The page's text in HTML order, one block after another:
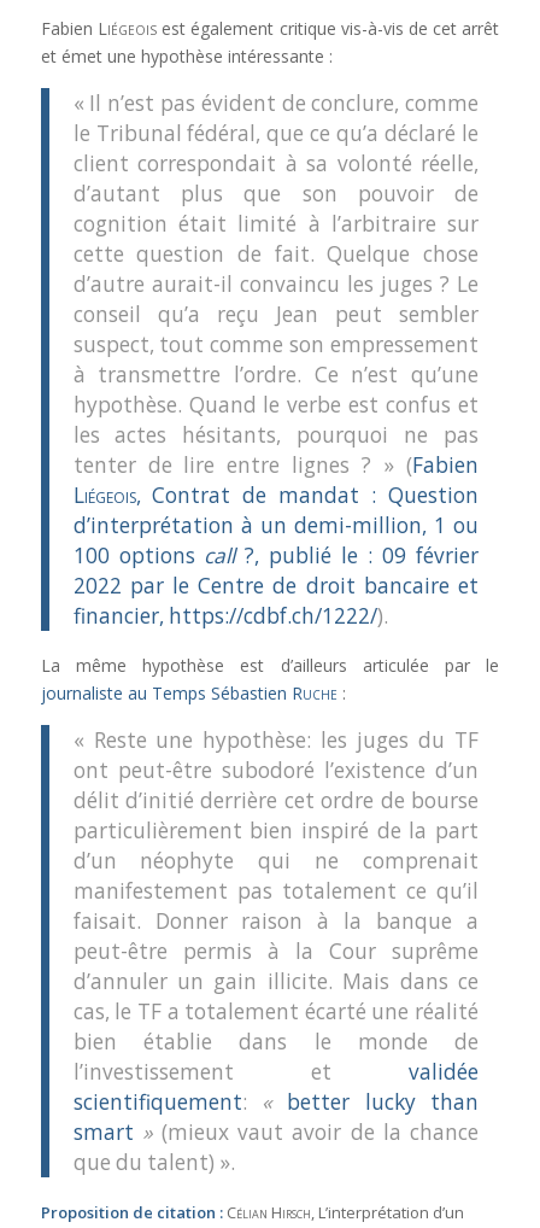
Fabien Liégeoisest également critique vis-à-vis de cet arrêt
et émet une hypothèse intéressante :
« Il n’est pas évident de conclure, comme
le Tribunal fédéral, que ce qu’a déclaré le
client correspondait à sa volonté réelle,
d’autant plus que son pouvoir de
cognition était limité à l’arbitraire sur
cette question de fait. Quelque chose
d’autre aurait-il convaincu les juges ? Le
conseil qu’a reçu Jean peut sembler
suspect, tout comme son empressement
à transmettre l’ordre. Ce n’est qu’une
hypothèse. Quand le verbe est confus et
les actes hésitants, pourquoi ne pas
tenter de lire entre lignes ? » (Fabien
Liégeois, Contrat de mandat : Question
d’interprétation à un demi-million, 1 ou
100 options call?, publié le : 09 février
2022 par le Centre de droit bancaire et
financier, https://cdbf.ch/1222/).
La même hypothèse est d’ailleurs articulée par le
journaliste au Temps Sébastien Ruche :
« Reste une hypothèse: les juges du TF
ont peut-être subodoré l’existence d’un
délit d’initié derrière cet ordre de bourse
particulièrement bien inspiré de la part
d’un néophyte qui ne comprenait
manifestement pas totalement ce qu’il
faisait. Donner raison à la banque a
peut-être permis à la Cour suprême
d’annuler un gain illicite. Mais dans ce
cas, le TF a totalement écarté une réalité
bien établie dans le monde de
l’investissement etvalidée
scientifiquement: « better lucky than
smart »(mieux vaut avoir de la chance
que du talent) ».
Proposition de citation : Célian Hirsch, L’interprétation d’un